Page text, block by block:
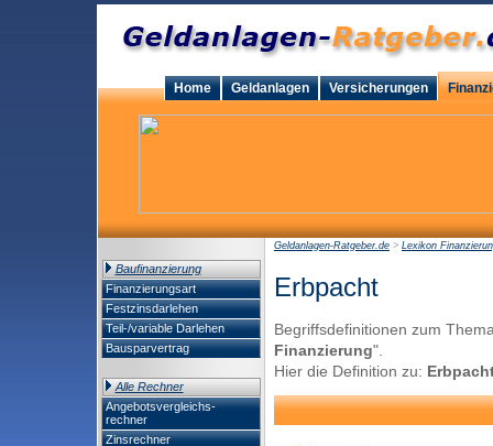
Home Geldanlagen Versicherungen
Baufinanzierung
Finanzierungsart
Festzinsdarlehen
Teil-/variable Darlehen
Bausparvertrag
Alle Rechner
Angebotsvergleichs-
rechner
Zinsrechner
Geldanlagen-Ratgeber.de > Lexikon
Erbpacht
Begriffsdefinitionen zum
Finanzierung".
Hier die Definition zu: